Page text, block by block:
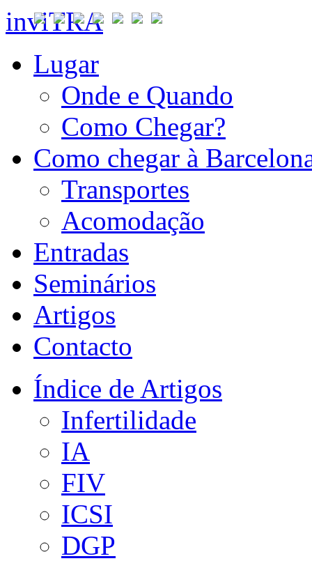
inviTRA
Lugar
Onde e Quando
Como Chegar?
Como chegar à
Transportes
Acomodação
Entradas
Seminários
Artigos
Contacto
Índice de Artigos
Infertilidade
IA
FIV
ICSI
DGP